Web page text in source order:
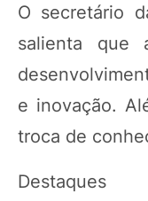
O secretário
salienta que
e inovação.
troca de
Destaques